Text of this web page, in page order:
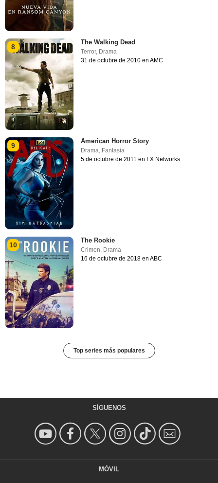
8
The Walking Dead
Terror, Drama
31 de octubre de 2010 en AMC
9
American Horror Story
Drama, Fantasía
5 de octubre de 2011 en FX Networks
10
The Rookie
Crimen Drama
16 de octubre de 2018 en ABC
Top series más populares
SÍGUENOS
MÓVIL